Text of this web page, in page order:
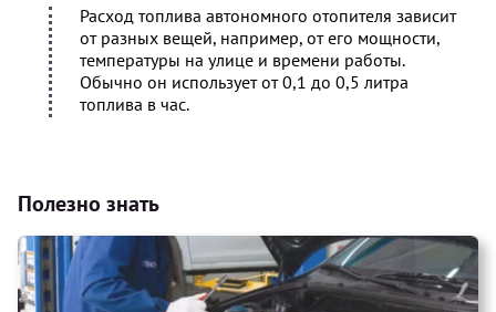
Расход топлива автономного отопителя зависит
от разных вещей, например, от его мощности,
температуры на улице и времени работы.
Обычно он использует от 0,1 до 0,5 литра
топлива в час.
Полезно знать